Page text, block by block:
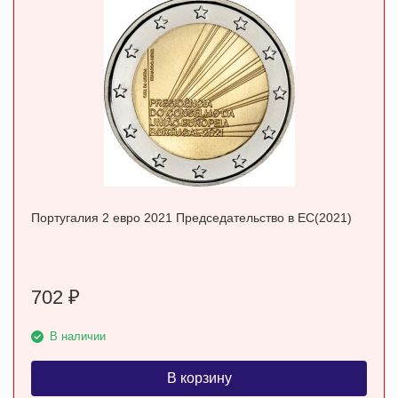
Португалия 2 евро 2021 Председательство в ЕС(2021)
702 ₽
В наличии
В корзину